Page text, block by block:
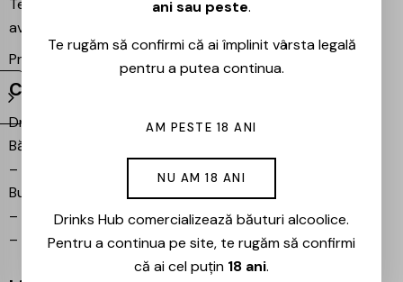
Te așteptăm și în magazinul nostru din București –
avem mereu reduceri speciale la băuturile preferate!
Proiecte partenere:
Ezotera
Contact
Drinks Hub – Magazin de
Băuturi
–
Bulevardul Iuliu Maniu 7,
București 061102
–
info@drinkshub.ro
–
0725 860 799
ani sau peste.
Te rugăm să confirmi că ai împlinit vârsta legală
pentru a putea continua.
AM PESTE 18 ANI
NU AM 18 ANI
Drinks Hub comercializează băuturi alcoolice.
Pentru a continua pe site, te rugăm să confirmi
că ai cel puțin 18 ani.